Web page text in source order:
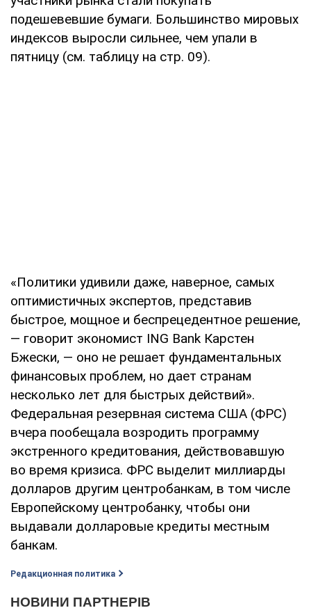
подешевевшие бумаги. Большинство мировых
индексов выросли сильнее, чем упали в
пятницу (см. таблицу на стр. 09).
«Политики удивили даже, наверное, самых
оптимистичных экспертов, представив
быстрое, мощное и беспрецедентное решение,
— говорит экономист ING Bank Карстен
Бжески, — оно не решает фундаментальных
финансовых проблем, но дает странам
несколько лет для быстрых действий».
Федеральная резервная система США (ФРС)
вчера пообещала возродить программу
экстренного кредитования, действовавшую
во время кризиса. ФРС выделит миллиарды
долларов другим центробанкам, в том числе
Европейскому центробанку, чтобы они
выдавали долларовые кредиты местным
банкам.
Редакционная политика